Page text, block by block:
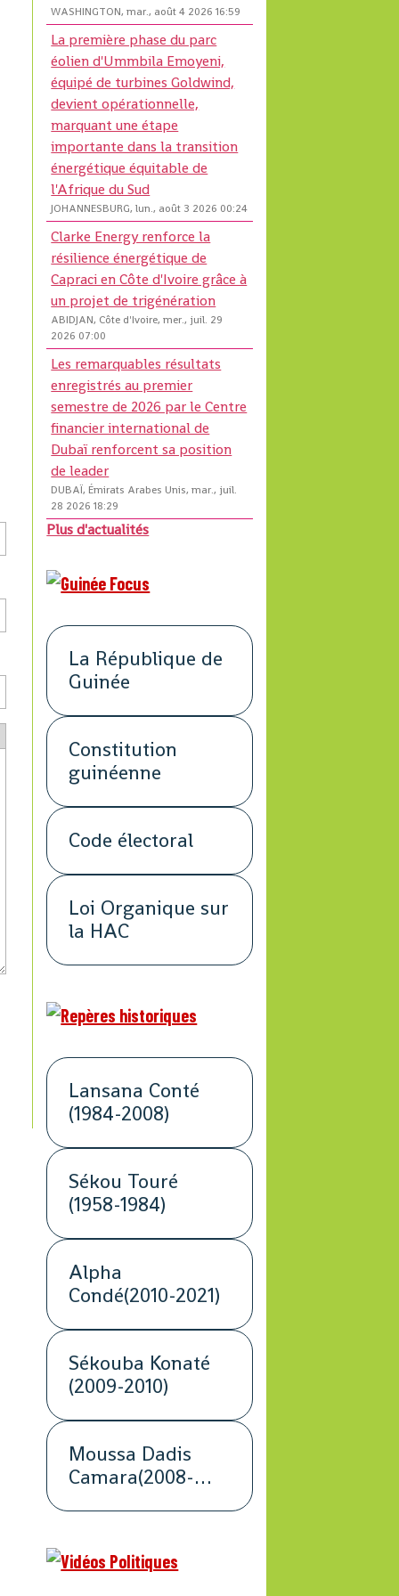
WASHINGTON, mar., août 4 2026 16:59
La première phase du parc
éolien d'Ummbila Emoyeni,
équipé de turbines Goldwind,
devient opérationnelle,
marquant une étape
importante dans la transition
énergétique équitable de
l'Afrique du Sud
JOHANNESBURG, lun., août 3 2026 00:24
Clarke Energy renforce la
résilience énergétique de
Capraci en Côte d'Ivoire grâce à
un projet de trigénération
ABIDJAN, Côte d'Ivoire, mer., juil. 29
2026 07:00
Les remarquables résultats
enregistrés au premier
semestre de 2026 par le Centre
financier international de
Dubaï renforcent sa position
de leader
DUBAÏ, Émirats Arabes Unis, mar., juil.
28 2026 18:29
Plus d'actualités
La République de
Guinée
Constitution
guinéenne
Code électoral
Loi Organique sur
la HAC
Lansana Conté
(1984-2008)
Sékou Touré
(1958-1984)
Alpha
Condé(2010-2021)
Sékouba Konaté
(2009-2010)
Moussa Dadis
Camara(2008-